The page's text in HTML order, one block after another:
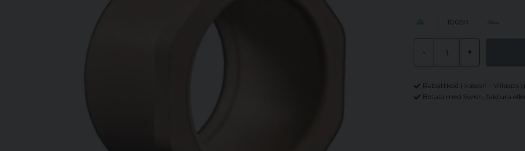
100511
- +
Rabattkod i kassan - Villaspa
Betala med Swish, faktura